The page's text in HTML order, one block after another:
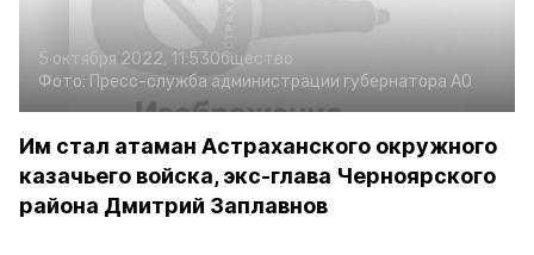
5 октября 2022, 11:53Общество
Фото: Пресс-служба администрации губернатора АО
Им стал атаман Астраханского окружного
казачьего войска, экс-глава Черноярского
района Дмитрий Заплавнов